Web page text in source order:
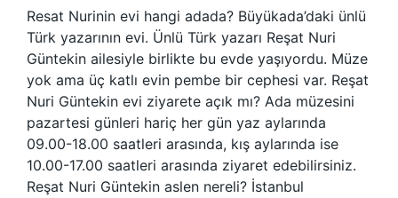
Resat Nurinin evi hangi adada? Büyükada’daki ünlü
Türk yazarının evi. Ünlü Türk yazarı Reşat Nuri
Güntekin ailesiyle birlikte bu evde yaşıyordu. Müze
yok ama üç katlı evin pembe bir cephesi var. Reşat
Nuri Güntekin evi ziyarete açık mı? Ada müzesini
pazartesi günleri hariç her gün yaz aylarında
09.00-18.00 saatleri arasında, kış aylarında ise
10.00-17.00 saatleri arasında ziyaret edebilirsiniz.
Reşat Nuri Güntekin aslen nereli? İstanbul